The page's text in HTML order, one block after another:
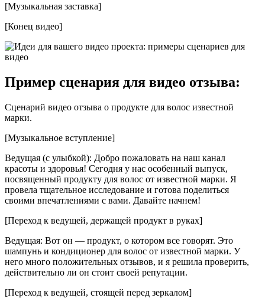
[Музыкальная заставка]
[Конец видео]
Пример сценария для видео отзыва:
Сценарий видео отзыва о продукте для волос известной
марки.
[Музыкальное вступление]
Ведущая (с улыбкой): Добро пожаловать на наш канал
красоты и здоровья! Сегодня у нас особенный выпуск,
посвященный продукту для волос от известной марки. Я
провела тщательное исследование и готова поделиться
своими впечатлениями с вами. Давайте начнем!
[Переход к ведущей, держащей продукт в руках]
Ведущая: Вот он — продукт, о котором все говорят. Это
шампунь и кондиционер для волос от известной марки. У
него много положительных отзывов, и я решила проверить,
действительно ли он стоит своей репутации.
[Переход к ведущей, стоящей перед зеркалом]